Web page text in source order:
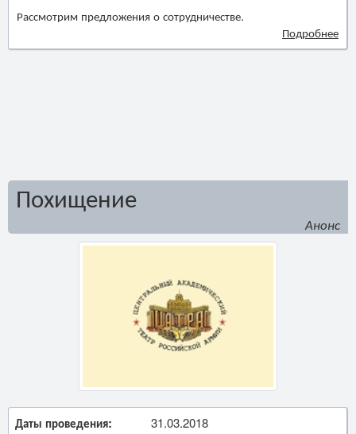
Рассмотрим предложения о сотрудничестве.
Подробнее
Похищение
Анонс
Даты проведения: 31.03.2018